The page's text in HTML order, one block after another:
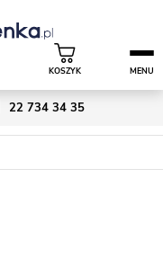
22 734 34 35
KOSZYK MENU